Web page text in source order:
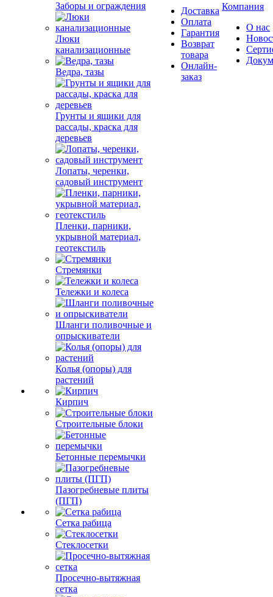
Заборы и ограждения
Люки
канализационные
Ведра, тазы
Грунты и ящики для
рассады, краска для
деревьев
Лопаты, черенки,
садовый инструмент
Пленки, парники,
укрывной материал,
геотекстиль
Стремянки
Тележки и колеса
Шланги поливочные и
опрыскиватели
Колья (опоры) для
растений
Кирпич
Строительные блоки
Бетонные перемычки
Пазогребневые плиты
(ПГП)
Сетка рабица
Стеклосетки
Просечно-вытяжная
сетка
Доставка
Оплата
Гарантия
Возврат
товара
Онлайн-
заказ
Компания
О нас